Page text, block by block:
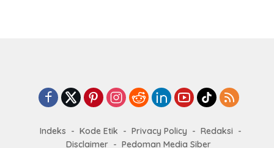
Indeks Kode Etik Privacy Policy
Redaksi
Disclaimer
Pedoman Media Siber